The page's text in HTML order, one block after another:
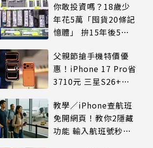
你敢投資嗎？18歲少
年花5萬「囤貨20條記
憶體」 拚15年後5倍
父親節搶手機特價優
惠！iPhone 17 Pro省
3710元 三星S26+狂
教學／iPhone查航班
免開網頁！教你2隱藏
功能 輸入航班號秒看